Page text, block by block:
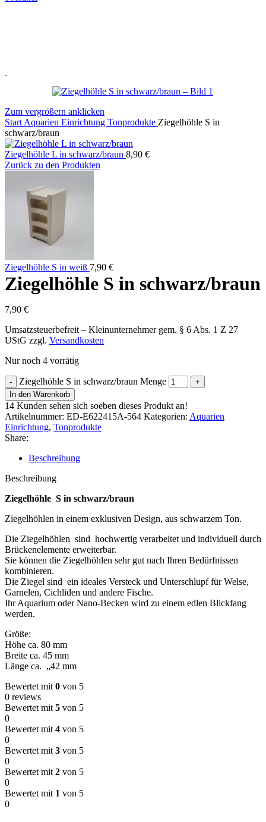
Zum vergrößern anklicken
Start Aquarien Einrichtung Tonprodukte Ziegelhöhle S in
schwarz/braun
Ziegelhöhle L in schwarz/braun 8,90 €
Zurück zu den Produkten
Ziegelhöhle S in weiß 7,90 €
Ziegelhöhle S in schwarz/braun
7,90 €
Umsatzsteuerbefreit – Kleinunternehmer gem. § 6 Abs. 1 Z 27
UStG zzgl. Versandkosten
Nur noch 4 vorrätig
Ziegelhöhle S in schwarz/braun Menge
In den Warenkorb
14 Kunden sehen sich soeben dieses Produkt an!
Artikelnummer: ED-E622415A-564 Kategorien: Aquarien
Einrichtung, Tonprodukte
Share:
Beschreibung
Beschreibung
Ziegelhöhle S in schwarz/braun
Ziegelhöhlen in einem exklusiven Design, aus schwarzem Ton.
Die Ziegelhöhlen sind hochwertig verarbeitet und individuell durch
Brückenelemente erweiterbar.
Sie können die Ziegelhöhlen sehr gut nach Ihren Bedürfnissen
kombinieren.
Die Ziegel sind ein ideales Versteck und Unterschlupf für Welse,
Garnelen, Cichliden und andere Fische.
Ihr Aquarium oder Nano-Becken wird zu einem edlen Blickfang
werden.
Größe:
Höhe ca. 80 mm
Breite ca. 45 mm
Länge ca. „42 mm
Bewertet mit 0 von 5
0 reviews
Bewertet mit 5 von 5
0
Bewertet mit 4 von 5
0
Bewertet mit 3 von 5
0
Bewertet mit 2 von 5
0
Bewertet mit 1 von 5
0